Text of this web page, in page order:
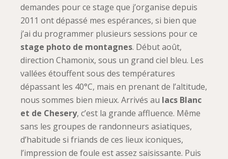
demandes pour ce stage que j’organise depuis
2011 ont dépassé mes espérances, si bien que
j’ai du programmer plusieurs sessions pour ce
stage photo de montagnes. Début août,
direction Chamonix, sous un grand ciel bleu. Les
vallées étouffent sous des températures
dépassant les 40°C, mais en prenant de l’altitude,
nous sommes bien mieux. Arrivés au lacs Blanc
et de Chesery, c’est la grande affluence. Même
sans les groupes de randonneurs asiatiques,
d’habitude si friands de ces lieux iconiques,
l’impression de foule est assez saisissante. Puis